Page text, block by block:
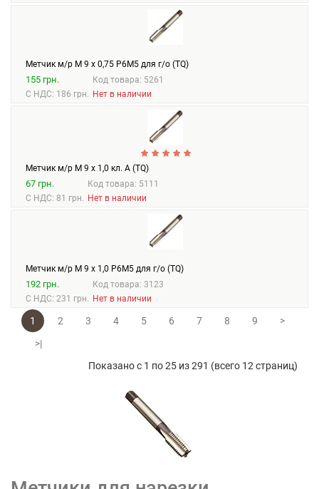
Метчик м/р М 9 х 0,75 Р6М5 для г/о (TQ)
155 грн.
С НДС: 186 грн.
Код товара: 5261
Нет в наличии
Метчик м/р М 9 х 1,0 кл. А (TQ)
67 грн.
С НДС: 81 грн.
Код товара: 5111
Нет в наличии
Метчик м/р М 9 х 1,0 Р6М5 для г/о (TQ)
192 грн.
С НДС: 231 грн.
Код товара: 3123
Нет в наличии
1 2 3 4 5 6 7 8 9
>
>|
Показано с 1 по 25 из 291 (всего 12 страниц)